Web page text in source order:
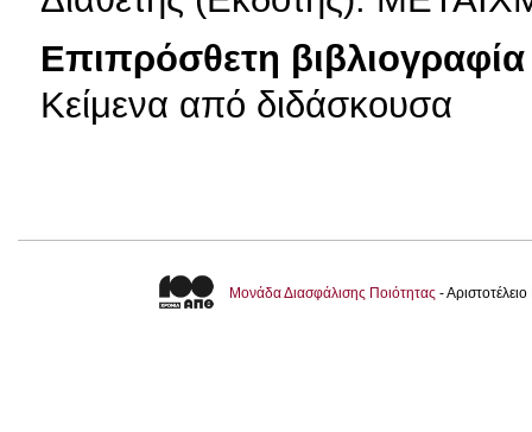
Επιπρόσθετη βιβλιογραφία
Κείμενα από διδάσκουσα
Μονάδα Διασφάλισης Ποιότητας -